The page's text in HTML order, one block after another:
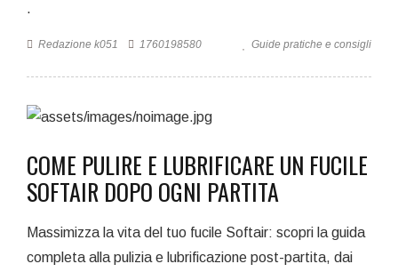
.
Redazione k051 1760198580 Guide pratiche e consigli
COME PULIRE E LUBRIFICARE UN FUCILE
SOFTAIR DOPO OGNI PARTITA
Massimizza la vita del tuo fucile Softair: scopri la guida
completa alla pulizia e lubrificazione post-partita, dai